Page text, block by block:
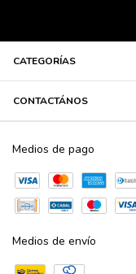
CATEGORÍAS
CONTACTÁNOS
Medios de pago
Medios de envío